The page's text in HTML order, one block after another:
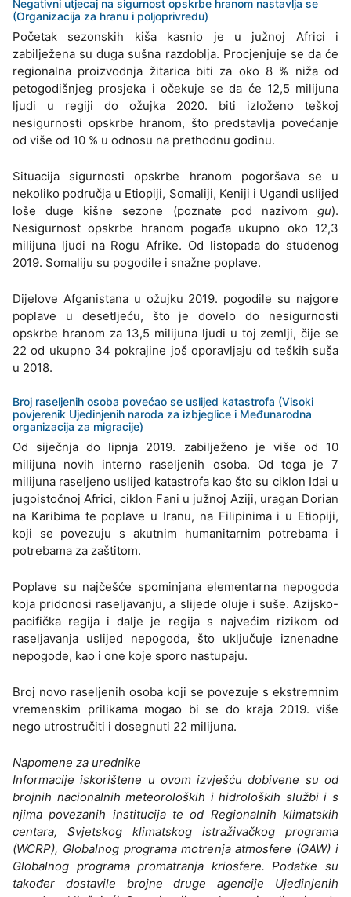
Negativni utjecaj na sigurnost opskrbe hranom nastavlja se
(Organizacija za hranu i poljoprivredu)
Početak sezonskih kiša kasnio je u južnoj Africi i
zabilježena su duga sušna razdoblja. Procjenjuje se da će
regionalna proizvodnja žitarica biti za oko 8 % niža od
petogodišnjeg prosjeka i očekuje se da će 12,5 milijuna
ljudi u regiji do ožujka 2020. biti izloženo teškoj
nesigurnosti opskrbe hranom, što predstavlja povećanje
od više od 10 % u odnosu na prethodnu godinu.
Situacija sigurnosti opskrbe hranom pogoršava se u
nekoliko područja u Etiopiji, Somaliji, Keniji i Ugandi uslijed
loše duge kišne sezone (poznate pod nazivom gu).
Nesigurnost opskrbe hranom pogađa ukupno oko 12,3
milijuna ljudi na Rogu Afrike. Od listopada do studenog
2019. Somaliju su pogodile i snažne poplave.
Dijelove Afganistana u ožujku 2019. pogodile su najgore
poplave u desetljeću, što je dovelo do nesigurnosti
opskrbe hranom za 13,5 milijuna ljudi u toj zemlji, čije se
22 od ukupno 34 pokrajine još oporavljaju od teških suša
u 2018.
Broj raseljenih osoba povećao se uslijed katastrofa (Visoki
povjerenik Ujedinjenih naroda za izbjeglice i Međunarodna
organizacija za migracije)
Od siječnja do lipnja 2019. zabilježeno je više od 10
milijuna novih interno raseljenih osoba. Od toga je 7
milijuna raseljeno uslijed katastrofa kao što su ciklon Idai u
jugoistočnoj Africi, ciklon Fani u južnoj Aziji, uragan Dorian
na Karibima te poplave u Iranu, na Filipinima i u Etiopiji,
koji se povezuju s akutnim humanitarnim potrebama i
potrebama za zaštitom.
Poplave su najčešće spominjana elementarna nepogoda
koja pridonosi raseljavanju, a slijede oluje i suše. Azijsko-
pacifička regija i dalje je regija s najvećim rizikom od
raseljavanja uslijed nepogoda, što uključuje iznenadne
nepogode, kao i one koje sporo nastupaju.
Broj novo raseljenih osoba koji se povezuje s ekstremnim
vremenskim prilikama mogao bi se do kraja 2019. više
nego utrostručiti i dosegnuti 22 milijuna.
Napomene za urednike
Informacije iskorištene u ovom izvješću dobivene su od
brojnih nacionalnih meteoroloških i hidroloških službi i s
njima povezanih institucija te od Regionalnih klimatskih
centara, Svjetskog klimatskog istraživačkog programa
(WCRP), Globalnog programa motrenja atmosfere (GAW) i
Globalnog programa promatranja kriosfere. Podatke su
također dostavile brojne druge agencije Ujedinjenih